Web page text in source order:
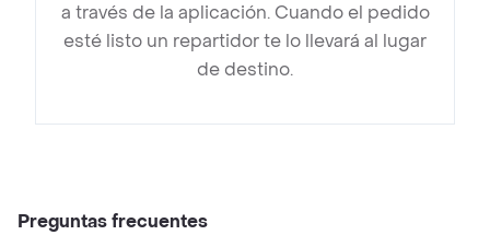
a través de la aplicación. Cuando el pedido
esté listo un repartidor te lo llevará al lugar
de destino.
Preguntas frecuentes